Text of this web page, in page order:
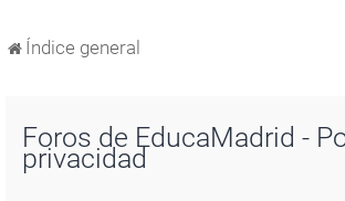
Índice general
Foros de EducaMadrid -
privacidad